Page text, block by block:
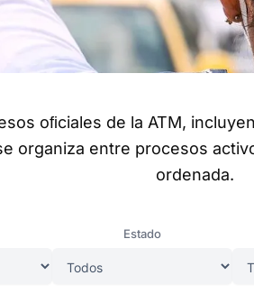
oﬁciales de la ATM,
organiza entre procesos
ordenada.
Estado